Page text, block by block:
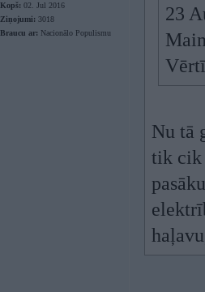
Kopš: 02. Jul 2016
Ziņojumi: 3018
Braucu ar: Nacionālo Populismu
23
Nu tā
tik cik